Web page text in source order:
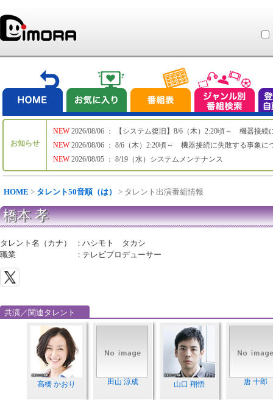
お知らせ
NEW
NEW
NEW
2026/08/06 ： 【システム復旧】8/6（木）2:20頃～ 機器接続
2026/08/06 ： 8/6（木）2:20頃～ 機器接続に失敗する事象に
2026/08/05 ： 8/19（水）システムメンテナンス
HOME > タレント50音順（は） > タレント出演番組情報
橋本 孝
タレント名（カナ） ：ハシモト タカシ
職業
： テレビプロデューサー
共演／関連タレント
高橋 かおり 田山 涼成 山口 翔悟 唐 十郎